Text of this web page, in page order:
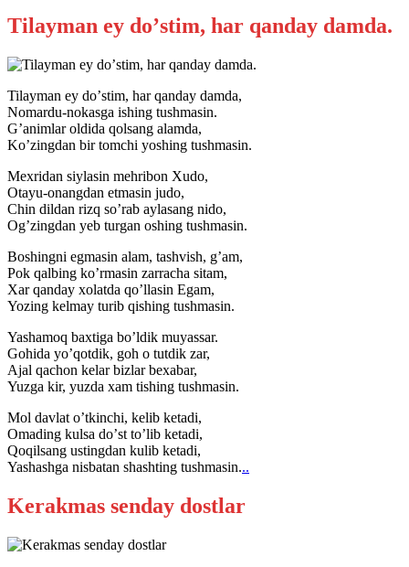
Tilayman ey doʼstim, har qanday damda.
Tilayman ey doʼstim, har qanday damda,
Nomardu-nokasga ishing tushmasin.
Gʼanimlar oldida qolsang alamda,
Koʼzingdan bir tomchi yoshing tushmasin.
Mexridan siylasin mehribon Xudo,
Otayu-onangdan etmasin judo,
Chin dildan rizq soʼrab aylasang nido,
Ogʼzingdan yeb turgan oshing tushmasin.
Boshingni egmasin alam, tashvish, gʼam,
Pok qalbing koʼrmasin zarracha sitam,
Xar qanday xolatda qoʼllasin Egam,
Yozing kelmay turib qishing tushmasin.
Yashamoq baxtiga boʼldik muyassar.
Gohida yoʼqotdik, goh o tutdik zar,
Аjal qachon kelar bizlar bexabar,
Yuzga kir, yuzda xam tishing tushmasin.
Mol davlat oʼtkinchi, kelib ketadi,
Omading kulsa doʼst toʼlib ketadi,
Qoqilsang ustingdan kulib ketadi,
Yashashga nisbatan shashting tushmasin...
Kerakmas senday dostlar